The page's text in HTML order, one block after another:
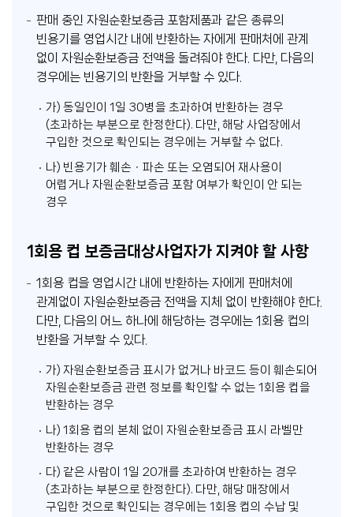
판매 중인 자원순환보증금 포함제품과 같은 종류의
빈용기를 영업시간 내에 반환하는 자에게 판매처에 관계
없이 자원순환보증금 전액을 돌려줘야 한다. 다만, 다음의
경우에는 빈용기의 반환을 거부할 수 있다.
가) 동일인이 1일 30병을 초과하여 반환하는 경우
(초과하는 부분으로 한정한다). 다만, 해당 사업장에서
구입한 것으로 확인되는 경우에는 거부할 수 없다.
나) 빈용기가 훼손ㆍ파손 또는 오염되어 재사용이
어렵거나 자원순환보증금 포함 여부가 확인이 안 되는
경우
1회용 컵 보증금대상사업자가 지켜야 할 사항
1회용 컵을 영업시간 내에 반환하는 자에게 판매처에
관계없이 자원순환보증금 전액을 지체 없이 반환해야 한다.
다만, 다음의 어느 하나에 해당하는 경우에는 1회용 컵의
반환을 거부할 수 있다.
가) 자원순환보증금 표시가 없거나 바코드 등이 훼손되어
자원순환보증금 관련 정보를 확인할 수 없는 1회용 컵을
반환하는 경우
나) 1회용 컵의 본체 없이 자원순환보증금 표시 라벨만
반환하는 경우
다) 같은 사람이 1일 20개를 초과하여 반환하는 경우
(초과하는 부분으로 한정한다). 다만, 해당 매장에서
구입한 것으로 확인되는 경우에는 1회용 컵의 수납 및